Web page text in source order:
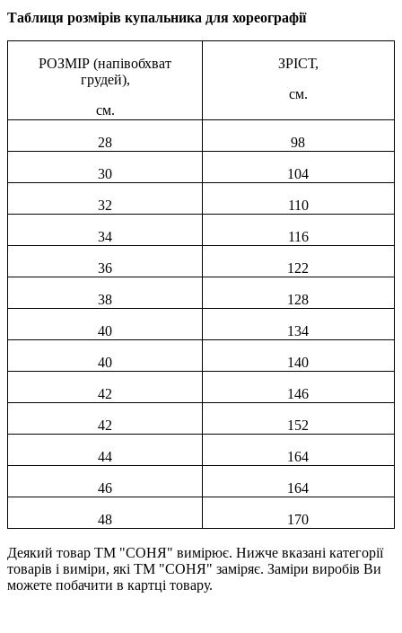
Таблиця розмірів купальника для хореографії
РОЗМІР (напівобхват
грудей),
см.
ЗРІСТ,
см.
28 98
30 104
32 110
34 116
36 122
38 128
40 134
40 140
42 146
42 152
44 164
46 164
48 170
Деякий товар ТМ "СОНЯ" вимірює. Нижче вказані категорії
товарів і виміри, які ТМ "СОНЯ" заміряє. Заміри виробів Ви
можете побачити в картці товару.